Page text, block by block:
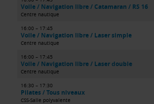
Voile / Navigation libre / Catamaran / RS 16
Centre nautique
16:00 – 17:45
Voile / Navigation libre / Laser simple
Centre nautique
16:00 – 17:45
Voile / Navigation libre / Laser double
Centre nautique
16:30 – 17:30
Pilates / Tous niveaux
CSS-Salle polyvalente